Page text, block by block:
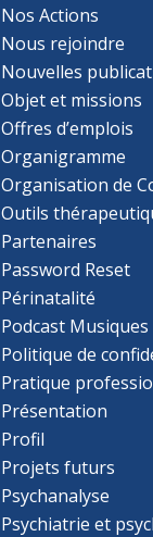
Nos Actions
Nous rejoindre
Nouvelles
Objet et missions
Offres d’emplois
Organigramme
Organisation de
Outils
Partenaires
Password Reset
Périnatalité
Podcast Musiques
Politique de
Pratique
Présentation
Profil
Projets futurs
Psychanalyse
Psychiatrie et